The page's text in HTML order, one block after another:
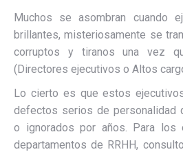
Muchos se asombran cuando
brillantes, misteriosamente se
corruptos y tiranos una vez
(Directores ejecutivos o Altos
Lo cierto es que estos
defectos serios de personalidad
o ignorados por años. Para los
departamentos de RRHH,